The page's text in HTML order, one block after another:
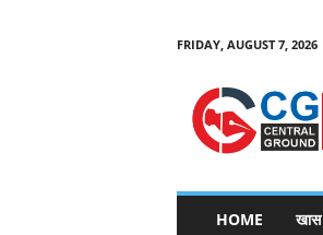
FRIDAY, AUGUST 7, 2026
C
HOME